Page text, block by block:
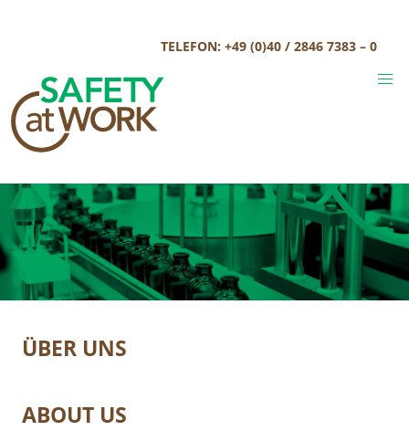
TELEFON: +49 (0)40 / 2846 7383 – 0
ÜBER UNS
ABOUT US